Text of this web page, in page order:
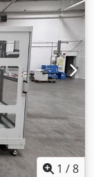
1 /8